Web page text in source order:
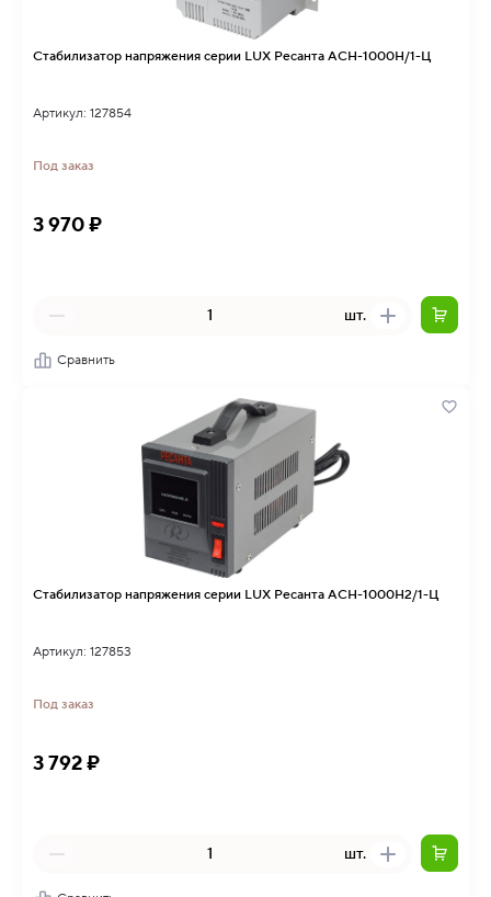
Стабилизатор напряжения серии LUX Ресанта АСН-1000Н/1-Ц
Артикул: 127854
Под заказ
3 970 ₽
шт.
Сравнить
Стабилизатор напряжения серии LUX Ресанта АСН-1000Н2/1-Ц
Артикул: 127853
Под заказ
3 792 ₽
шт.